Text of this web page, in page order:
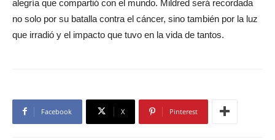
alegría que compartió con el mundo. Mildred será recordada
no solo por su batalla contra el cáncer, sino también por la luz
que irradió y el impacto que tuvo en la vida de tantos.
Facebook X Pinterest